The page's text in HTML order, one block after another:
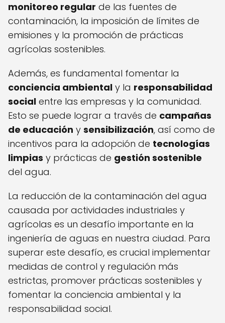
monitoreo regular de las fuentes de
contaminación, la imposición de límites de
emisiones y la promoción de prácticas
agrícolas sostenibles.
Además, es fundamental fomentar la
conciencia ambiental y la responsabilidad
social entre las empresas y la comunidad.
Esto se puede lograr a través de campañas
de educación y sensibilización, así como de
incentivos para la adopción de tecnologías
limpias y prácticas de gestión sostenible
del agua.
La reducción de la contaminación del agua
causada por actividades industriales y
agrícolas es un desafío importante en la
ingeniería de aguas en nuestra ciudad. Para
superar este desafío, es crucial implementar
medidas de control y regulación más
estrictas, promover prácticas sostenibles y
fomentar la conciencia ambiental y la
responsabilidad social.